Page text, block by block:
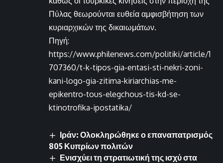
Πύλας θεωρούνται ευθεία αμφισβήτηση των
κυριαρχικών της δικαιωμάτων.
Πηγή:
https://www.philenews.com/politiki/article/1
707360/t-k-tipos-gia-entasi-sti-nekri-zoni-
kani-logo-gia-zitima-kiriarchias-me-
epikentro-tous-elegchous-tis-kd-se-
ktinotrofika-ipostatika/
Ιράν: Ολοκληρώθηκε ο επαναπατρισμός
805 Κυπρίων πολιτών
Ενισχύει τη στρατιωτική της ισχύ στα